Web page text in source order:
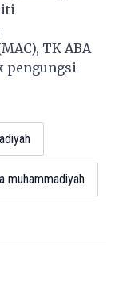
TK ABA
pengungsi
muhammadiyah